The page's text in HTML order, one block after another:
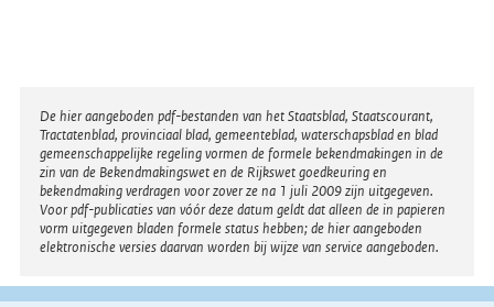
Disclaimer
De hier aangeboden pdf-bestanden van het Staatsblad, Staatscourant,
Tractatenblad, provinciaal blad, gemeenteblad, waterschapsblad en blad
gemeenschappelijke regeling vormen de formele bekendmakingen in de
zin van de Bekendmakingswet en de Rijkswet goedkeuring en
bekendmaking verdragen voor zover ze na 1 juli 2009 zijn uitgegeven.
Voor pdf-publicaties van vóór deze datum geldt dat alleen de in papieren
vorm uitgegeven bladen formele status hebben; de hier aangeboden
elektronische versies daarvan worden bij wijze van service aangeboden.